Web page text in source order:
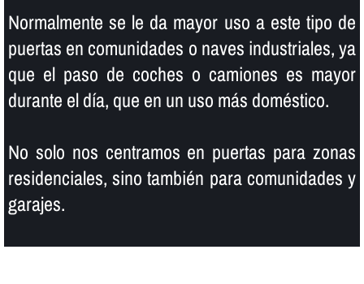
Normalmente se le da mayor uso a este tipo de
puertas en comunidades o naves industriales, ya
que el paso de coches o camiones es mayor
durante el dí­a, que en un uso más doméstico.
No solo nos centramos en puertas para zonas
residenciales, sino también para comunidades y
garajes.